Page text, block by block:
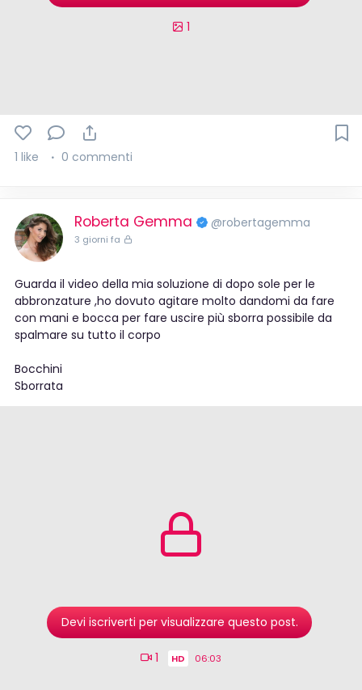
1
1 like 0 commenti
Roberta Gemma @robertagemma
3 giorni fa
Guarda il video della mia soluzione di dopo sole per le
abbronzature ,ho dovuto agitare molto dandomi da fare
con mani e bocca per fare uscire più sborra possibile da
spalmare su tutto il corpo
Bocchini
Sborrata
Devi iscriverti per visualizzare questo post.
1 HD 06:03